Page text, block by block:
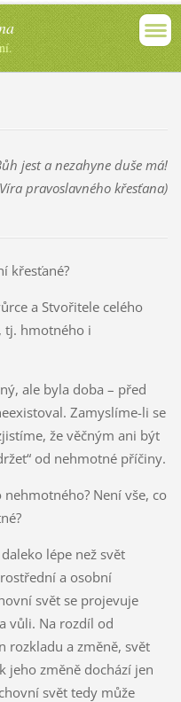
jest a nezahyne duše má!
pravoslavného křesťana)
křesťané?
a Stvořitele celého
tj. hmotného i
ale byla doba – před
Zamyslíme-li se
že věčným ani být
od nehmotné příčiny.
nehmotného? Není vše, co
lépe než svět
a osobní
svět se projevuje
vůli. Na rozdíl od
rozkladu a změně, svět
jeho změně dochází jen
svět tedy může